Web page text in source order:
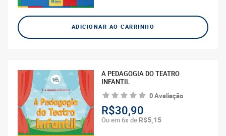
ADICIONAR AO CARRINHO
A PEDAGOGIA DO TEATRO
INFANTIL
0 Avaliação
R$30,90
Ou em 6x de R$5,15